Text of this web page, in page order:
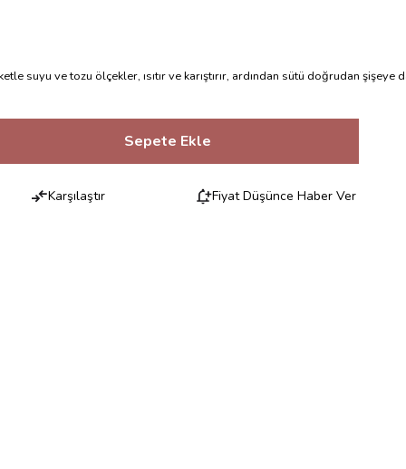
suyu ve tozu ölçekler, ısıtır ve karıştırır, ardından sütü doğrudan şişeye
Karşılaştır Fiyat Düşünce Haber Ver